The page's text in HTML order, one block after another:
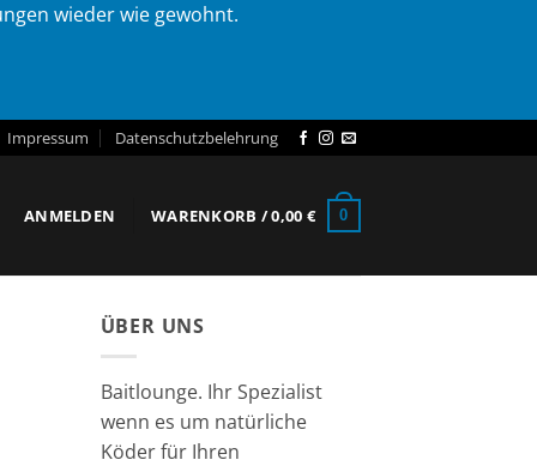
wieder wie gewohnt.
Impressum Datenschutzbelehrung
ANMELDEN WARENKORB /0,00 € 0
ÜBER UNS
Baitlounge. Ihr Spezialist
wenn es um natürliche
Köder für Ihren